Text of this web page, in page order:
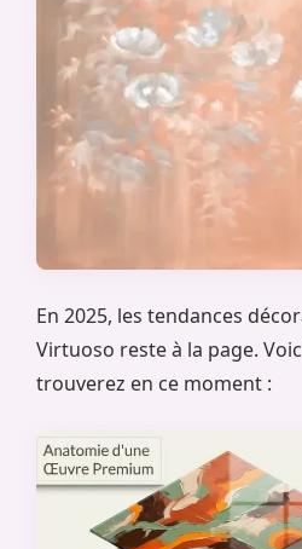
En 2025, les tendances
Virtuoso reste à la page.
trouverez en ce moment :